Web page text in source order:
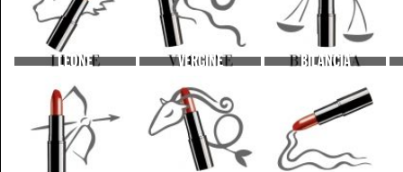
LEONE VERGINE BILANCIA